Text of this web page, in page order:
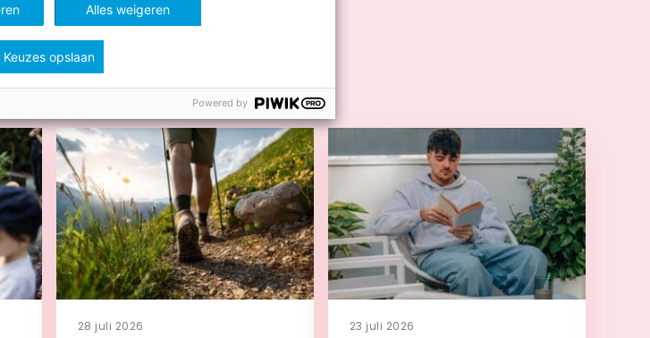
28 juli 2026 23 juli 2026
Alles weigeren
Keuzes opslaan
Powered by